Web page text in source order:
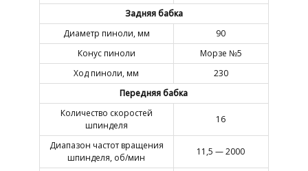
Задняя бабка
Диаметр пиноли, мм
90
Конус пиноли
Морзе №5
Ход пиноли, мм
230
Передняя бабка
Количество скоростей
шпинделя
16
Диапазон частот вращения
шпинделя, об/мин
11,5 — 2000